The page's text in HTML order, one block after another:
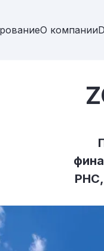
О компании
РНС,